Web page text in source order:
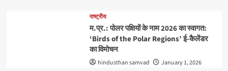
राष्ट्रीय
म.प्र.: पोलर पक्षियों के नाम 2026 का स्वागत:
‘Birds of the Polar Regions’ ई-कैलेंडर
का विमोचन
hindusthan samvad January 1, 2026